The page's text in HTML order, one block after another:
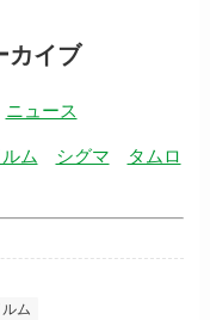
カイブ
ニュース
ム シグマ
タムロ
ム